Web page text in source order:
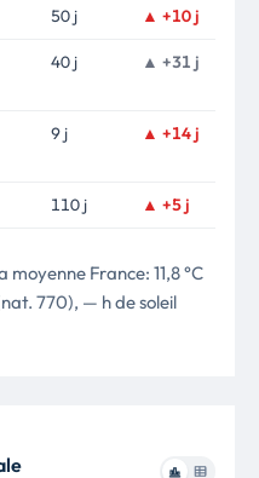
50 j ▲ +10 j
40 j ▲ +31 j
9 j ▲ +14 j
110 j ▲ +5 j
France: 11,8 °C
770), — h de soleil